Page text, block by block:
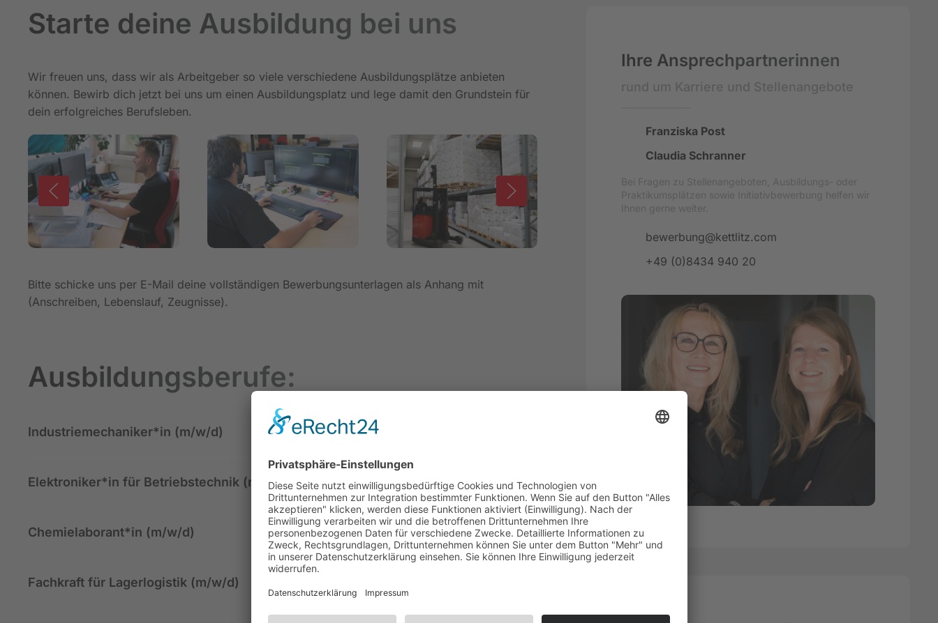
Starte deine Ausbildung bei uns
Wir freuen uns, dass wir als Arbeitgeber so viele verschiedene Ausbildungsplätze anbieten
können. Bewirb dich jetzt bei uns um einen Ausbildungsplatz und lege damit den Grundstein für
dein erfolgreiches Berufsleben.
Bitte schicke uns per E-Mail deine vollständigen Bewerbungsunterlagen als Anhang mit
(Anschreiben, Lebenslauf, Zeugnisse).
Ausbildungsberufe:
Industriemechaniker*in (m/w/d)
Elektroniker*in für Betriebstechnik (m/w/d)
Chemielaborant*in (m/w/d)
Fachkraft für Lagerlogistik (m/w/d)
Ihre Ansprechpartnerinnen
rund um Karriere und Stellenangebote
Franziska Post
Claudia Schranner
Bei Fragen zu Stellenangeboten, Ausbildungs- oder
Praktikumsplätzen sowie Initiativ­bewerbung helfen wir
Ihnen gerne weiter.
bewerbung@kettlitz.com
+49 (0)8434 940 20